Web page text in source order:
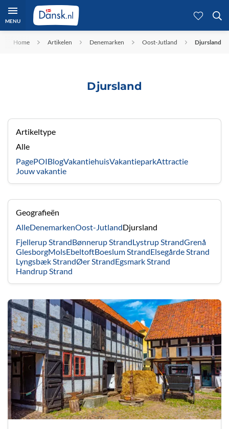
MENU
Home Artikelen Denemarken Oost-Jutland Djursland
Djursland
Artikeltype
Alle
PagePOIBlogVakantiehuisVakantieparkAttractie
Jouw vakantie
Geografieën
AlleDenemarkenOost-JutlandDjursland
Fjellerup StrandBønnerup StrandLystrup StrandGrenå
GlesborgMolsEbeltoftBoeslum StrandElsegårde Strand
Lyngsbæk StrandØer StrandEgsmark Strand
Handrup Strand